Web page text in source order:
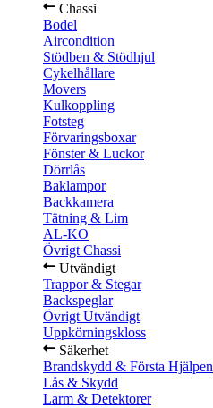
Chassi
Bodel
Aircondition
Stödben & Stödhjul
Cykelhållare
Movers
Kulkoppling
Fotsteg
Förvaringsboxar
Fönster & Luckor
Dörrlås
Baklampor
Backkamera
Tätning & Lim
AL-KO
Övrigt Chassi
Utvändigt
Trappor & Stegar
Backspeglar
Övrigt Utvändigt
Uppkörningskloss
Säkerhet
Brandskydd & Första Hjälpen
Lås & Skydd
Larm & Detektorer